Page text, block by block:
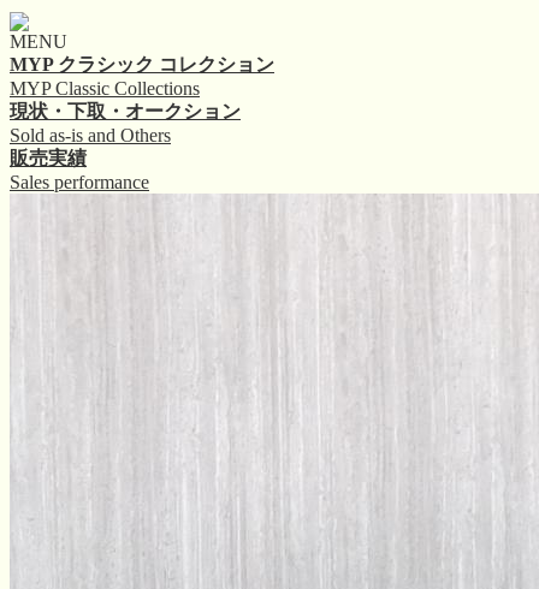
MENU
MYP クラシック コレクション
MYP Classic Collections
現状・下取・オークション
Sold as-is and Others
販売実績
Sales performance